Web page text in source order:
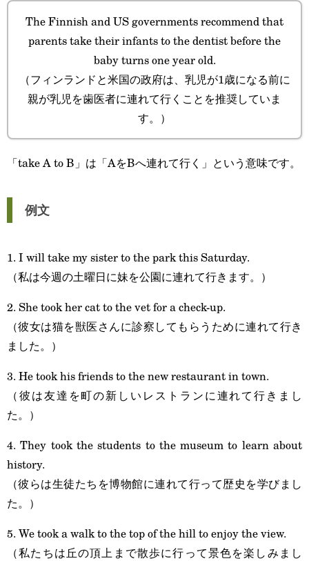
The Finnish and US governments recommend that
parents take their infants to the dentist before the
baby turns one year old.
（フィンランドと米国の政府は、乳児が1歳になる前に
親が乳児を歯医者に連れて行くことを推奨していま
す。）
「take A to B」は「AをBへ連れて行く」という意味です。
例文
1. I will take my sister to the park this Saturday.
（私は今週の土曜日に妹を公園に連れて行きます。）
2. She took her cat to the vet for a check-up.
（彼女は猫を獣医さんに診察してもらうために連れて行き
ました。）
3. He took his friends to the new restaurant in town.
（彼は友達を町の新しいレストランに連れて行きまし
た。）
4. They took the students to the museum to learn about
history.
（彼らは生徒たちを博物館に連れて行って歴史を学びまし
た。）
5. We took a walk to the top of the hill to enjoy the view.
（私たちは丘の頂上まで散歩に行って景色を楽しみまし